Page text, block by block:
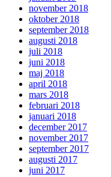
november 2018
oktober 2018
september 2018
augusti 2018
juli 2018
juni 2018
maj 2018
april 2018
mars 2018
februari 2018
januari 2018
december 2017
november 2017
september 2017
augusti 2017
juni 2017